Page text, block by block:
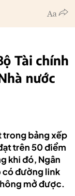
Tài chính
nước
trong bảng xếp
trên 50 điểm
khi đó, Ngân
có đường link
mở được.